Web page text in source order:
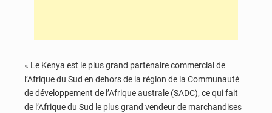
« Le Kenya est le plus grand partenaire commercial de
l’Afrique du Sud en dehors de la région de la Communauté
de développement de l’Afrique australe (SADC), ce qui fait
de l’Afrique du Sud le plus grand vendeur de marchandises